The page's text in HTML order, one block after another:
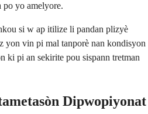
po yo amelyore.
si w ap itilize li pandan plizyè
yon vin pi mal tanporè nan kondisyon
ki pi an sekirite pou sispann tretman
Dipwopiyonat